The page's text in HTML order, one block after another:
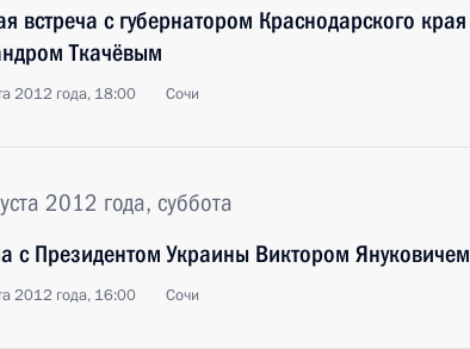
встреча с губернатором Краснодарского края
Ткачёвым
2012 года, 18:00 Сочи
2012 года, суббота
с Президентом Украины Виктором Януковичем
2012 года, 16:00 Сочи